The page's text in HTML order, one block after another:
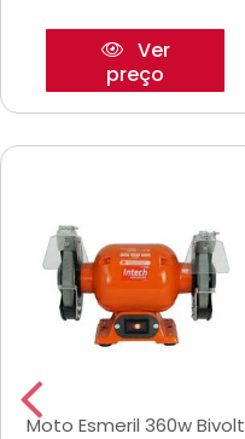
Ver
preço
Moto Esmeril 360w Bivolt